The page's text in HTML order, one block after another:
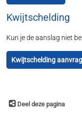
Kwijtschelding
Kun je de aanslag niet
Kwijtschelding
Deel deze pagina